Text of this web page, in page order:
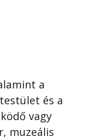
a
és a
vagy
muzeális